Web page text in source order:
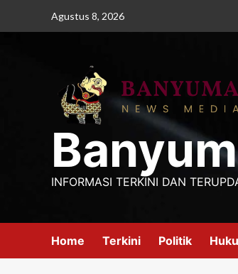
Agustus 8, 2026
INFORMASI TERKINI DAN
Home Terkini Politik